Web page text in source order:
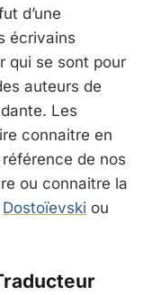
d’une
écrivains
qui se sont pour
auteurs de
Les
connaitre en
de nos
ou connaitre la
Dostoïevski ou